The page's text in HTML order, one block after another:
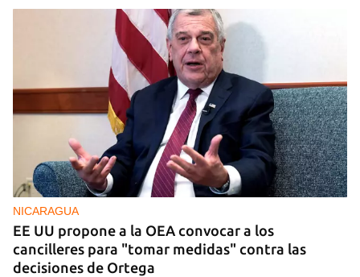
NICARAGUA
EE UU propone a la OEA convocar a los
cancilleres para "tomar medidas" contra las
decisiones de Ortega